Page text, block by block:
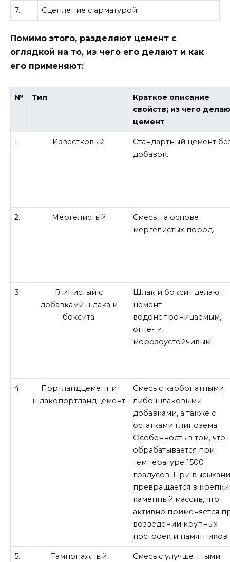
7. Сцепление с арматурой
Помимо этого, разделяют цемент с
оглядкой на то, из чего его делают и как
его применяют:
№ Тип
Краткое описание
свойств; из чего
цемент
1. Известковый
Стандартный цемент
добавок.
2. Мергелистый
Смесь на основе
мергелистых пород.
3.
Глинистый с
добавками шлака и
боксита
Шлак и боксит делают
цемент
водонепроницаемым,
огне- и
морозоустойчивым.
4.
Портландцемент и
шлакопортландцемент
Смесь с карбонатными
либо шлаковыми
добавками, а также с
остатками глинозема.
Особенность в том, что
обрабатывается при
температуре 1500
градусов. При
превращается в
каменный массив, что
активно применяется
возведении крупных
построек и памятников.
5. Тампонажный
Смесь с улучшенными